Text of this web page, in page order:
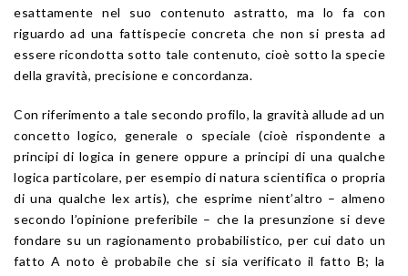
esattamente nel suo contenuto astratto, ma lo fa con
riguardo ad una fattispecie concreta che non si presta ad
essere ricondotta sotto tale contenuto, cioè sotto la specie
della gravità, precisione e concordanza.
Con riferimento a tale secondo profilo, la gravità allude ad un
concetto logico, generale o speciale (cioè rispondente a
principi di logica in genere oppure a principi di una qualche
logica particolare, per esempio di natura scientifica o propria
di una qualche lex artis), che esprime nient’altro – almeno
secondo l’opinione preferibile – che la presunzione si deve
fondare su un ragionamento probabilistico, per cui dato un
fatto A noto è probabile che si sia verificato il fatto B; la